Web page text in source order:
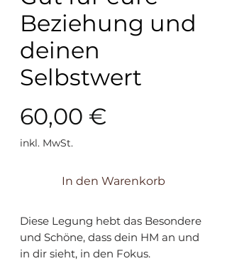
Beziehung und
deinen
Selbstwert
60,00 €
inkl. MwSt.
In den Warenkorb
Diese Legung hebt das Besondere
und Schöne, dass dein HM an und
in dir sieht, in den Fokus.